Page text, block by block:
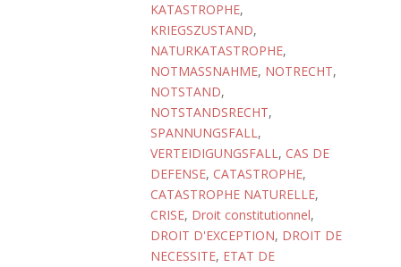
KATASTROPHE,
KRIEGSZUSTAND,
NATURKATASTROPHE,
NOTMASSNAHME, NOTRECHT,
NOTSTAND,
NOTSTANDSRECHT,
SPANNUNGSFALL,
VERTEIDIGUNGSFALL, CAS DE
DEFENSE, CATASTROPHE,
CATASTROPHE NATURELLE,
CRISE, Droit constitutionnel,
DROIT D'EXCEPTION, DROIT DE
NECESSITE, ETAT DE